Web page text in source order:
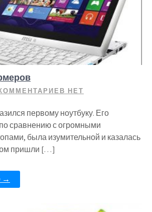
НЕТ
первому ноутбуку. Его
сравнению с огромными
была изумительной и казалась
пришли […]
→